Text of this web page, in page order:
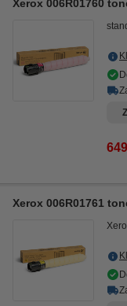
Xerox 006R01760
Xerox 006R01761